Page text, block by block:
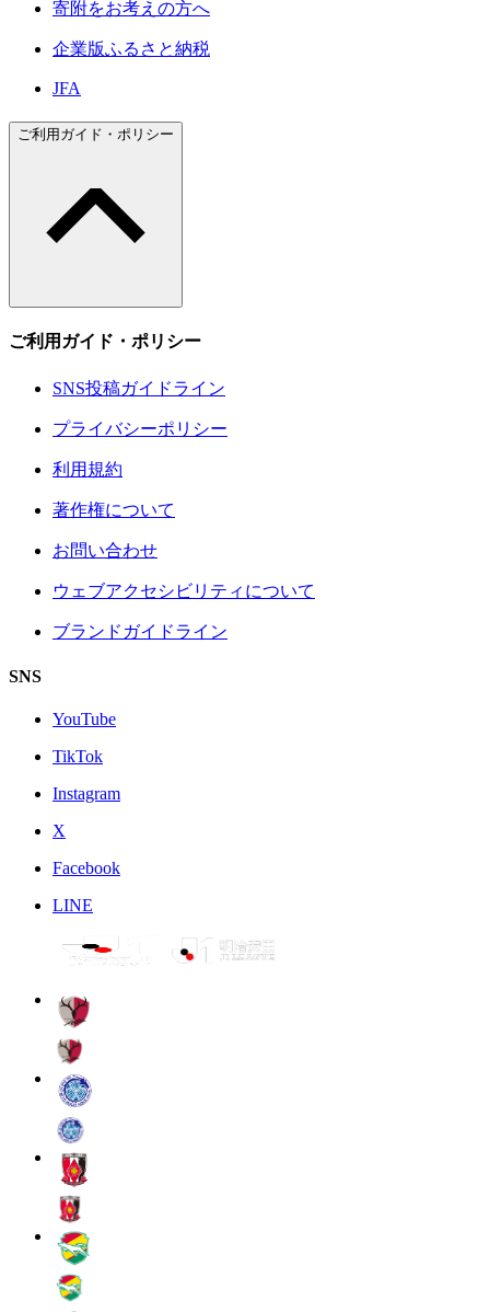
寄附をお考えの方へ
企業版ふるさと納税
JFA
ご利用ガイド・ポリシー
ご利用ガイド・ポリシー
SNS投稿ガイドライン
プライバシーポリシー
利用規約
著作権について
お問い合わせ
ウェブアクセシビリティについて
ブランドガイドライン
SNS
YouTube
TikTok
Instagram
X
Facebook
LINE